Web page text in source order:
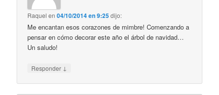
Raquel en04/10/2014 en 9:25dijo:
Me encantan esos corazones de mimbre! Comenzando a
pensar en cómo decorar este año el árbol de navidad…
Un saludo!
Responder ↓